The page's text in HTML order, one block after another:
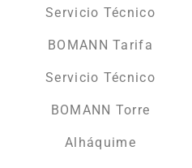
Servicio Técnico
BOMANN Tarifa
Servicio Técnico
BOMANN Torre
Alháquime